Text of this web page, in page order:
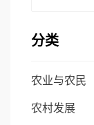
分类
农业与农民
农村发展